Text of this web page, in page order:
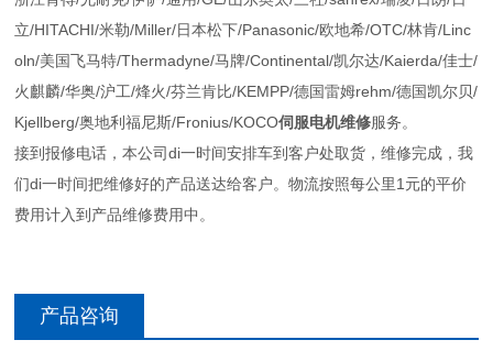
立/HITACHI/米勒/Miller/日本松下/Panasonic/欧地希/OTC/林肯/Linc
oln/美国飞马特/Thermadyne/马牌/Continental/凯尔达/Kaierda/佳士/
火麒麟/华奥/沪工/烽火/芬兰肯比/KEMPP/德国雷姆rehm/德国凯尔贝/
Kjellberg/奥地利福尼斯/Fronius/KOCO伺服电机维修服务。
接到报修电话，本公司di一时间安排车到客户处取货，维修完成，我
们di一时间把维修好的产品送达给客户。物流按照每公里1元的平价
费用计入到产品维修费用中。
产品咨询